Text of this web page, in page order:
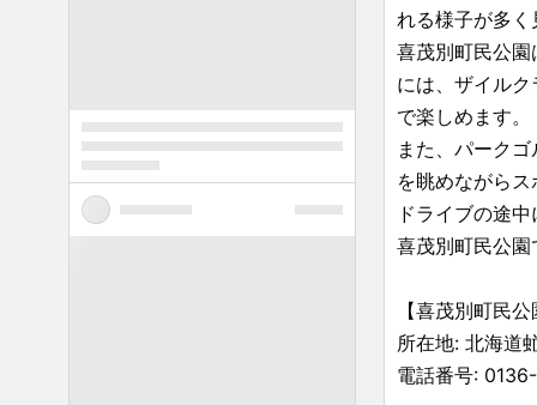
れる様子が多
喜茂別町民公
には、ザイル
で楽しめます。
また、パーク
を眺めながら
ドライブの途
喜茂別町民公
【喜茂別町民
所在地: 北海道
電話番号: